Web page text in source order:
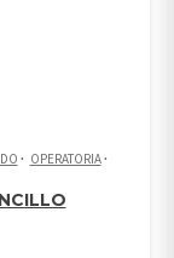
OPERATORIA